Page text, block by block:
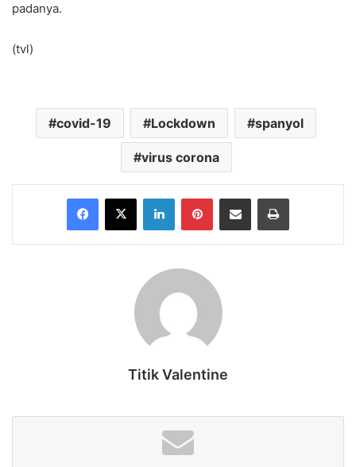
padanya.
(tvl)
covid-19 Lockdown spanyol
virus corona
Facebook
X LinkedInPinterestShare via Email Print
Titik Valentine